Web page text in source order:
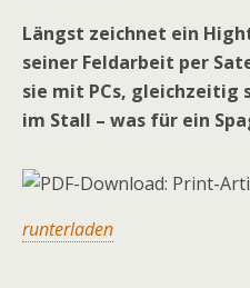
Längst zeichnet ein
seiner Feldarbeit per
sie mit PCs, gleichzeitig
im Stall – was für ein
runterladen